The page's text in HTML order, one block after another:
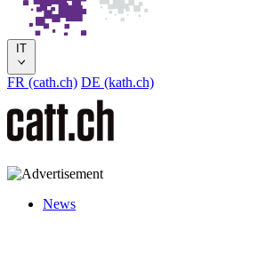
IT
FR (cath.ch) DE (kath.ch)
News